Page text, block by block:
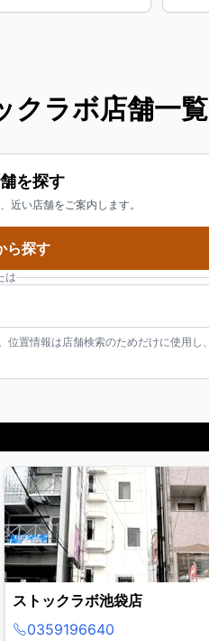
クラボ店舗一覧
を探す
近い店舗をご案内します。
ら探す
は
置情報は店舗検索のためだけに使用し
ストックラボ池袋店
0359196640